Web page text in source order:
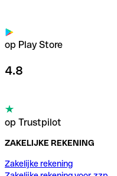
op Play Store
4.8
op Trustpilot
ZAKELIJKE REKENING
Zakelijke rekening